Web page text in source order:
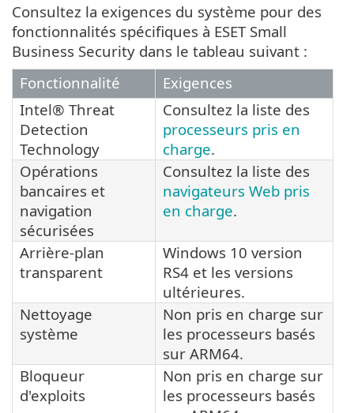
Consultez la exigences du système pour des
fonctionnalités spécifiques à ESET Small
Business Security dans le tableau suivant :
Fonctionnalité
Exigences
Intel® Threat
Detection
Technology
Consultez la liste des
processeurs pris en
charge.
Opérations
bancaires et
navigation
sécurisées
Consultez la liste des
navigateurs Web pris
en charge.
Arrière-plan
transparent
Windows 10 version
RS4 et les versions
ultérieures.
Nettoyage
système
Non pris en charge sur
les processeurs basés
sur ARM64.
Bloqueur
d'exploits
Non pris en charge sur
les processeurs basés